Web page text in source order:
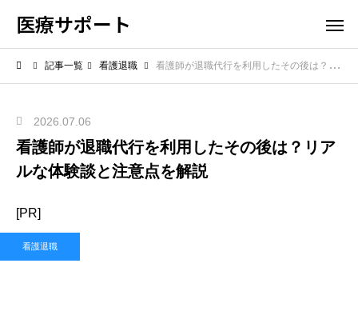
医療サポート
記事一覧 看護退職 看護師が退職代行を利用したその後は？リアルな体験談と注意点を解説
2026.07.06
看護師が退職代行を利用したその後は？リア
ルな体験談と注意点を解説
[PR]
看護退職